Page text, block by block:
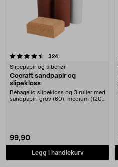
324anmeldelser
Slipepapir og tilbehør
Cocraft sandpapir og
slipekloss
Behagelig slipekloss og 3 ruller med
sandpapir: grov (60), medium (120)
99,90
Legg i handlekurv
4.0 av 5 stjerner